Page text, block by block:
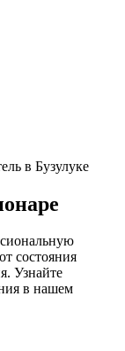
состояния
Узнайте
в нашем